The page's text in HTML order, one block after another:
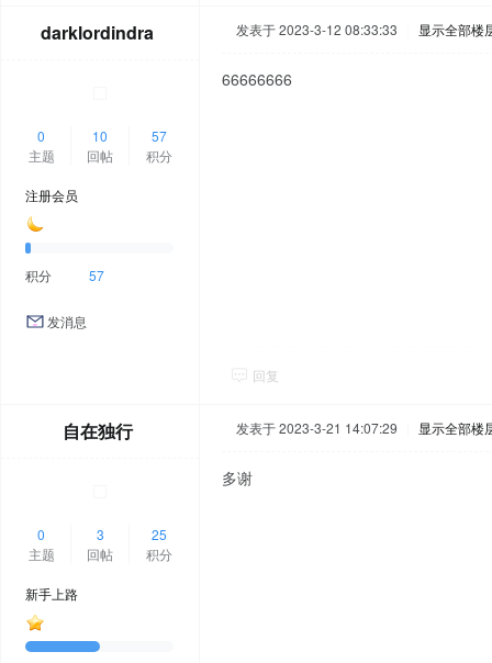
darklordindra
0
主题
10
回帖
57
积分
注册会员
积分 57
发消息
发表于 2023-3-12 08:33:33 显示全部楼
66666666
回复
自在独行
0
主题
3
回帖
25
积分
新手上路
发表于 2023-3-21 14:07:29 显示全部楼
多谢